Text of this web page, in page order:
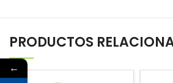
PRODUCTOS
←